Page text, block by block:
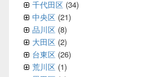
千代田区 (34)
中央区 (21)
品川区 (8)
大田区 (2)
台東区 (26)
荒川区 (1)